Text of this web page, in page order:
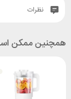
نظرات
همچنین ممکن